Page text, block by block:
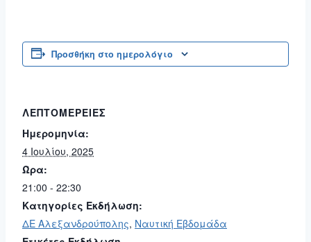
Προσθήκη στο ημερολόγιο
ΛΕΠΤΟΜΈΡΕΙΕΣ
Ημερομηνία:
4 Ιουλίου, 2025
Ώρα:
21:00 - 22:30
Κατηγορίες Εκδήλωση:
ΔΕ Αλεξανδρούπολης, Ναυτική Εβδομάδα